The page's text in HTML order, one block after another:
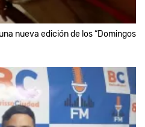
nueva edición de los “Domingos